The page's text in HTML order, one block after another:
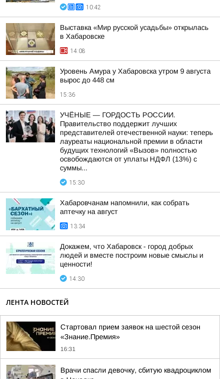
10:42
Выставка «Мир русской усадьбы» открылась
в Хабаровске
14:08
Уровень Амура у Хабаровска утром 9 августа
вырос до 448 см
15:36
УЧЁНЫЕ — ГОРДОСТЬ РОССИИ.
Правительство поддержит лучших
представителей отечественной науки: теперь
лауреаты национальной премии в области
будущих технологий «Вызов» полностью
освобождаются от уплаты НДФЛ (13%) с
суммы...
15:30
Хабаровчанам напомнили, как собрать
аптечку на август
13:34
Докажем, что Хабаровск - город добрых
людей и вместе построим новые смыслы и
ценности!
14:30
ЛЕНТА НОВОСТЕЙ
Стартовал прием заявок на шестой сезон
«Знание.Премия»
16:31
Врачи спасли девочку, сбитую квадроциклом